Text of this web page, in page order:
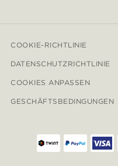
COOKIE-RICHTLINIE
DATENSCHUTZRICHTLINIE
COOKIES ANPASSEN
GESCHÄFTSBEDINGUNGEN